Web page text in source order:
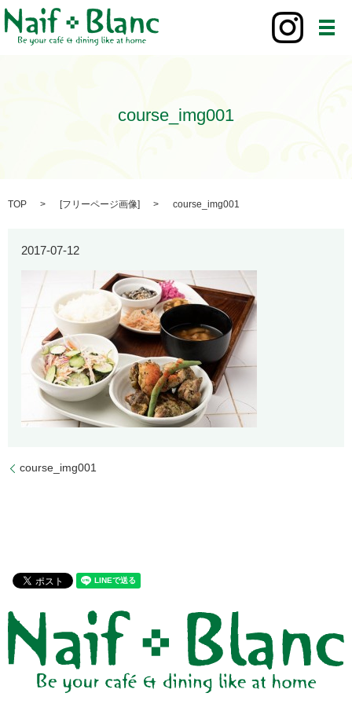
メ
course_img001
TOP [フリーページ画像] course_img001
2017-07-12
course_img001